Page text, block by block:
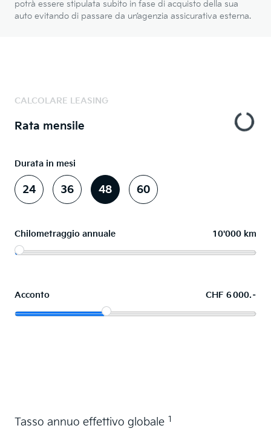
potrà essere stipulata subito in fase di acquisto della sua
auto evitando di passare da un’agenzia assicurativa esterna.
CALCOLARE LEASING
Rata mensile
Durata in mesi
24 36 48 60
Chilometraggio annuale 10'000 km
Acconto CHF 6 000.–
Tasso annuo effettivo globale 1